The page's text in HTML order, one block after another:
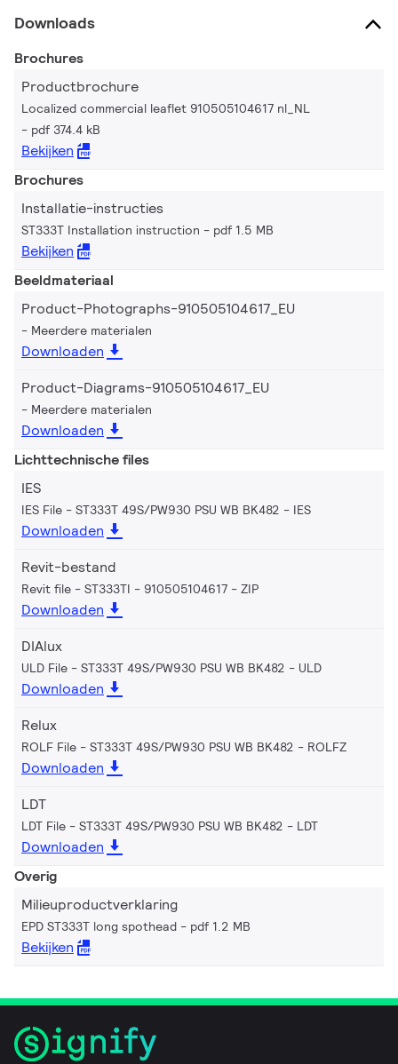
Downloads
Brochures
Productbrochure
Localized commercial leaflet 910505104617 nl_NL
pdf 374.4 kB
Bekijken
Brochures
Installatie-instructies
ST333T Installation instruction pdf 1.5 MB
Bekijken
Beeldmateriaal
Product-Photographs-910505104617_EU
Meerdere materialen
Downloaden
Product-Diagrams-910505104617_EU
Meerdere materialen
Downloaden
Lichttechnische files
IES
IES File - ST333T 49S/PW930 PSU WB BK482 IES
Downloaden
Revit-bestand
Revit file - ST333TI - 910505104617 ZIP
Downloaden
DIAlux
ULD File - ST333T 49S/PW930 PSU WB BK482 ULD
Downloaden
Relux
ROLF File - ST333T 49S/PW930 PSU WB BK482 ROLFZ
Downloaden
LDT
LDT File - ST333T 49S/PW930 PSU WB BK482 LDT
Downloaden
Overig
Milieuproductverklaring
EPD ST333T long spothead pdf 1.2 MB
Bekijken